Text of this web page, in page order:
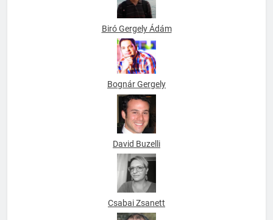
Biró Gergely Ádám
Bognár Gergely
David Buzelli
Csabai Zsanett